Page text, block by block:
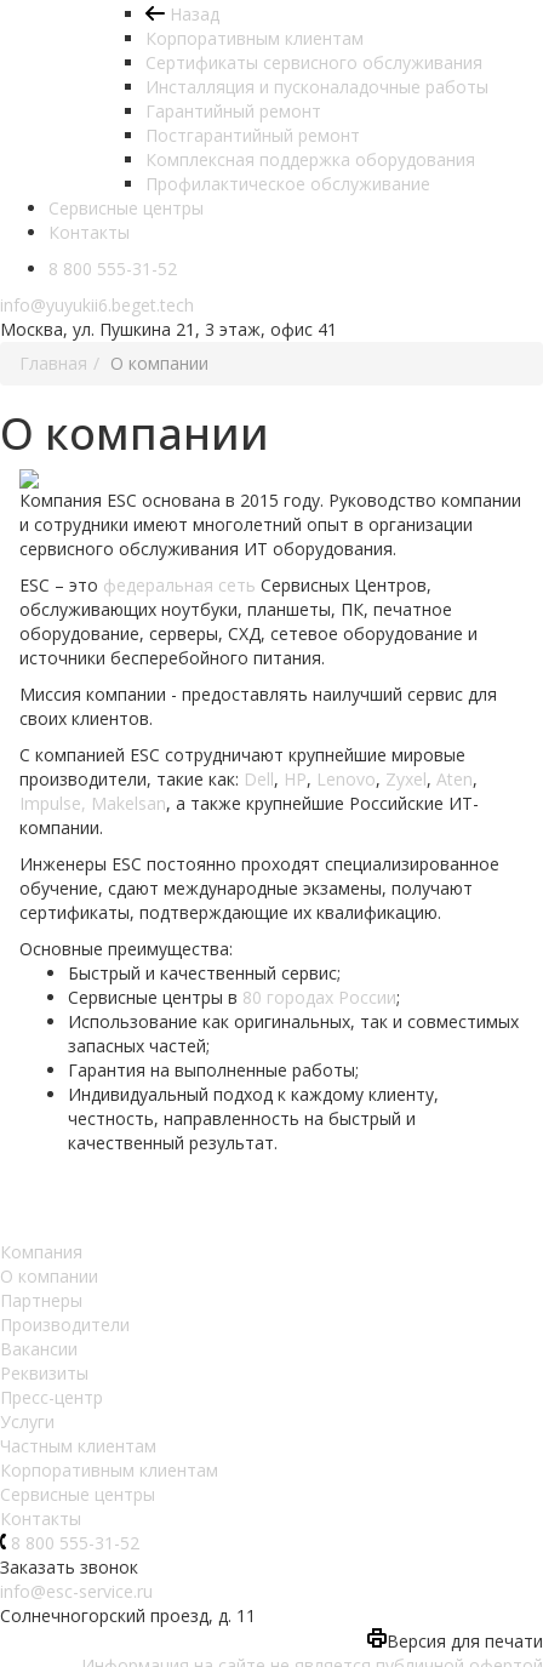
Назад
Корпоративным клиентам
Сертификаты сервисного обслуживания
Инсталляция и пусконаладочные работы
Гарантийный ремонт
Постгарантийный ремонт
Комплексная поддержка оборудования
Профилактическое обслуживание
Сервисные центры
Контакты
8 800 555-31-52
info@yuyukii6.beget.tech
Москва, ул. Пушкина 21, 3 этаж, офис 41
Главная
О компании
О компании
Компания ESC основана в 2015 году. Руководство компании
и сотрудники имеют многолетний опыт в организации
сервисного обслуживания ИТ оборудования.
ESC – это федеральная сеть Сервисных Центров,
обслуживающих ноутбуки, планшеты, ПК, печатное
оборудование, серверы, СХД, сетевое оборудование и
источники бесперебойного питания.
Миссия компании - предоставлять наилучший сервис для
своих клиентов.
С компанией ESC сотрудничают крупнейшие мировые
производители, такие как: Dell, HP, Lenovo, Zyxel, Aten,
Impulse, Makelsan, а также крупнейшие Российские ИТ-
компании.
Инженеры ESC постоянно проходят специализированное
обучение, сдают международные экзамены, получают
сертификаты, подтверждающие их квалификацию.
Основные преимущества:
Быстрый и качественный сервис;
Сервисные центры в 80 городах России;
Использование как оригинальных, так и совместимых
запасных частей;
Гарантия на выполненные работы;
Индивидуальный подход к каждому клиенту,
честность, направленность на быстрый и
качественный результат.
Компания
О компании
Партнеры
Производители
Вакансии
Реквизиты
Пресс-центр
Услуги
Частным клиентам
Корпоративным клиентам
Сервисные центры
Контакты
8 800 555-31-52
Заказать звонок
info@esc-service.ru
Солнечногорский проезд, д. 11
Версия для печати